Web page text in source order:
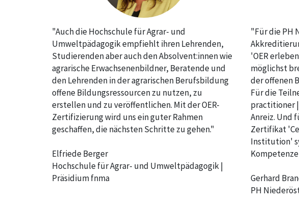
"Auch die Hochschule für Agrar- und
Umweltpädagogik empfiehlt ihren Lehrenden,
Studierenden aber auch den Absolvent:innen wie
agrarische Erwachsenenbildner, Beratende und
den Lehrenden in der agrarischen Berufsbildung
offene Bildungsressourcen zu nutzen, zu
erstellen und zu veröffentlichen. Mit der OER-
Zertifizierung wird uns ein guter Rahmen
geschaffen, die nächsten Schritte zu gehen."
Elfriede Berger
Hochschule für Agrar- und Umweltpädagogik |
Präsidium fnma
"Für die PH
'OER
möglichst
der offenen
Für die
practitioner
Anreiz. Und
Zertifikat
Institution'
Gerhard
PH